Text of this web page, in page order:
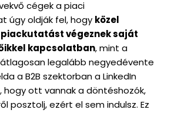
cégek a piaci
úgy oldják fel, hogy közel
végeznek saját
kapcsolatban, mint a
legalább negyedévente
a B2B szektorban a LinkedIn
hogy ott vannak a döntéshozók,
posztolj, ezért el sem indulsz. Ez